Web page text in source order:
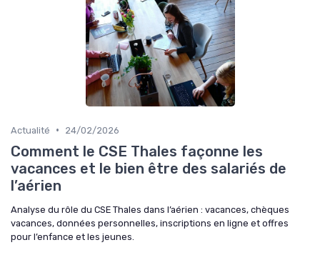
Actualité • 24/02/2026
Comment le CSE Thales façonne les
vacances et le bien être des salariés de
l’aérien
Analyse du rôle du CSE Thales dans l’aérien : vacances, chèques
vacances, données personnelles, inscriptions en ligne et offres
pour l’enfance et les jeunes.